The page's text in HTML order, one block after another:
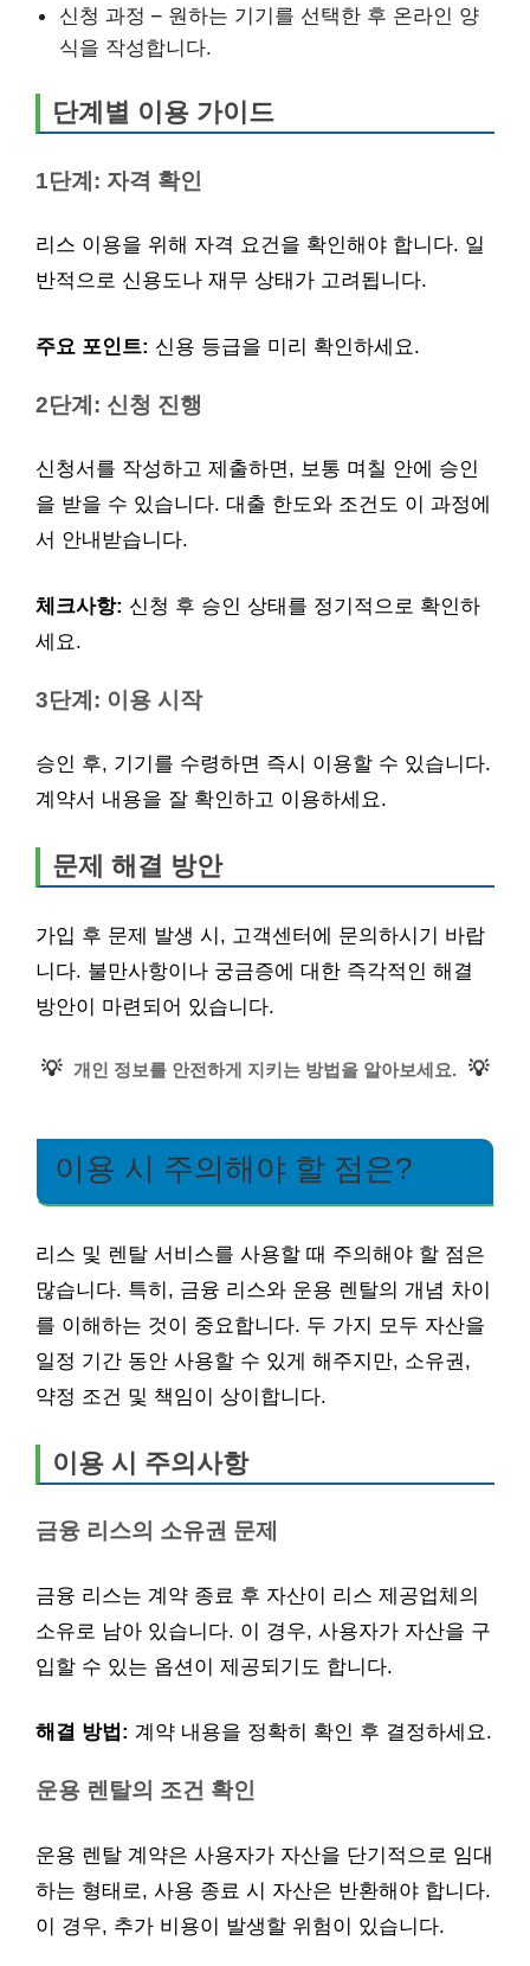
신청 과정 – 원하는 기기를 선택한 후 온라인 양
식을 작성합니다.
단계별 이용 가이드
1단계: 자격 확인
리스 이용을 위해 자격 요건을 확인해야 합니다. 일
반적으로 신용도나 재무 상태가 고려됩니다.
주요 포인트: 신용 등급을 미리 확인하세요.
2단계: 신청 진행
신청서를 작성하고 제출하면, 보통 며칠 안에 승인
을 받을 수 있습니다. 대출 한도와 조건도 이 과정에
서 안내받습니다.
체크사항: 신청 후 승인 상태를 정기적으로 확인하
세요.
3단계: 이용 시작
승인 후, 기기를 수령하면 즉시 이용할 수 있습니다.
계약서 내용을 잘 확인하고 이용하세요.
문제 해결 방안
가입 후 문제 발생 시, 고객센터에 문의하시기 바랍
니다. 불만사항이나 궁금증에 대한 즉각적인 해결
방안이 마련되어 있습니다.
💡 개인 정보를 안전하게 지키는 방법을 알아보세요. 💡
이용 시 주의해야 할 점은?
리스 및 렌탈 서비스를 사용할 때 주의해야 할 점은
많습니다. 특히, 금융 리스와 운용 렌탈의 개념 차이
를 이해하는 것이 중요합니다. 두 가지 모두 자산을
일정 기간 동안 사용할 수 있게 해주지만, 소유권,
약정 조건 및 책임이 상이합니다.
이용 시 주의사항
금융 리스의 소유권 문제
금융 리스는 계약 종료 후 자산이 리스 제공업체의
소유로 남아 있습니다. 이 경우, 사용자가 자산을 구
입할 수 있는 옵션이 제공되기도 합니다.
해결 방법: 계약 내용을 정확히 확인 후 결정하세요.
운용 렌탈의 조건 확인
운용 렌탈 계약은 사용자가 자산을 단기적으로 임대
하는 형태로, 사용 종료 시 자산은 반환해야 합니다.
이 경우, 추가 비용이 발생할 위험이 있습니다.